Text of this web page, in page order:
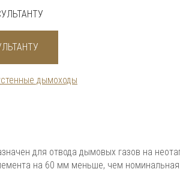
дымоходы
для отвода дымовых газов на
на 60 мм меньше, чем